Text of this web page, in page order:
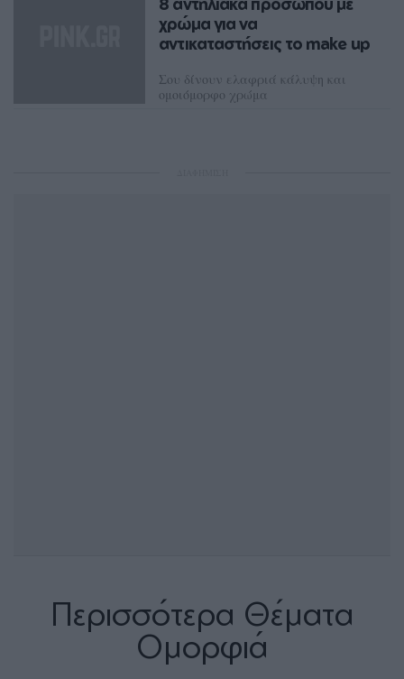
χρώμα για να
αντικαταστήσεις το make up
Σου δίνουν ελαφριά κάλυψη και
ομοιόμορφο χρώμα
Περισσότερα Θέματα
Ομορφιά